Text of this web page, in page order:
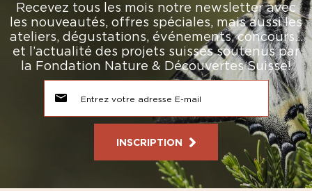
Recevez tous les mois notre newsletter avec
les nouveautés, offres spéciales, mais aussi les
ateliers, dégustations, événements, concours…
et l’actualité des projets suisses soutenus par
la Fondation Nature & Découvertes Suisse!
INSCRIPTION